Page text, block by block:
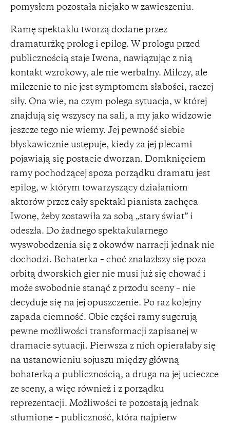
pomysłem pozostała niejako w zawieszeniu.
Ramę spektaklu tworzą dodane przez
dramaturżkę prolog i epilog. W prologu przed
publicznością staje Iwona, nawiązując z nią
kontakt wzrokowy, ale nie werbalny. Milczy, ale
milczenie to nie jest symptomem słabości, raczej
siły. Ona wie, na czym polega sytuacja, w której
znajdują się wszyscy na sali, a my jako widzowie
jeszcze tego nie wiemy. Jej pewność siebie
błyskawicznie ustępuje, kiedy za jej plecami
pojawiają się postacie dworzan. Domknięciem
ramy pochodzącej spoza porządku dramatu jest
epilog, w którym towarzyszący działaniom
aktorów przez cały spektakl pianista zachęca
Iwonę, żeby zostawiła za sobą „stary świat” i
odeszła. Do żadnego spektakularnego
wyswobodzenia się z okowów narracji jednak nie
dochodzi. Bohaterka – choć znalazłszy się poza
orbitą dworskich gier nie musi już się chować i
może swobodnie stanąć z przodu sceny – nie
decyduje się na jej opuszczenie. Po raz kolejny
zapada ciemność. Obie części ramy sugerują
pewne możliwości transformacji zapisanej w
dramacie sytuacji. Pierwsza z nich opierałaby się
na ustanowieniu sojuszu między główną
bohaterką a publicznością, a druga na jej ucieczce
ze sceny, a więc również i z porządku
reprezentacji. Możliwości te pozostają jednak
stłumione – publiczność, która najpierw